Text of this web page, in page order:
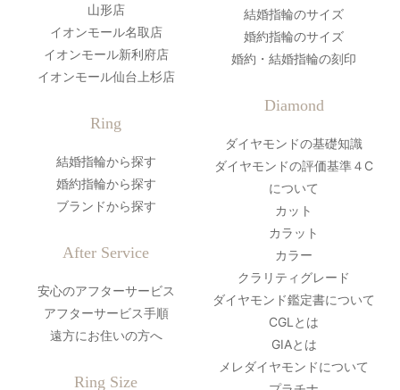
山形店
イオンモール名取店
イオンモール新利府店
イオンモール仙台上杉店
Ring
結婚指輪から探す
婚約指輪から探す
ブランドから探す
After Service
安心のアフターサービス
アフターサービス手順
遠方にお住いの方へ
Ring Size
結婚指輪のサイズ
婚約指輪のサイズ
婚約・結婚指輪の刻印
Diamond
ダイヤモンドの基礎知識
ダイヤモンドの評価基準４C
について
カット
カラット
カラー
クラリティグレード
ダイヤモンド鑑定書について
CGLとは
GIAとは
メレダイヤモンドについて